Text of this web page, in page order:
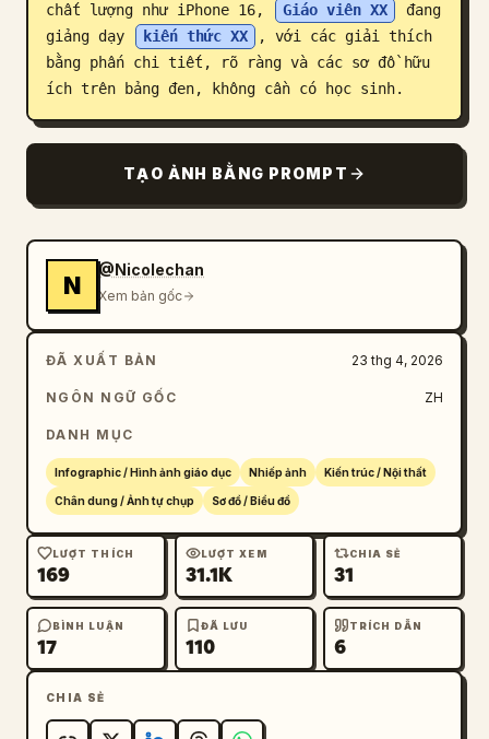
Blog
Cập nhật
chất lượng như iPhone 16,
Giáo viên XX
đang
giảng dạy
kiến thức XX
, với các giải thích
bằng phấn chi tiết, rõ ràng và các sơ đồ hữu
ích trên bảng đen, không cần có học sinh.
TẠO ẢNH BẰNG PROMPT
N
@Nicolechan
Xem bản gốc
ĐÃ XUẤT BẢN 23 thg 4, 2026
NGÔN NGỮ GỐC ZH
DANH MỤC
Infographic / Hình ảnh giáo dục Nhiếp ảnh Kiến trúc / Nội thất
Chân dung / Ảnh tự chụp Sơ đồ / Biểu đồ
LƯỢT THÍCH
169
LƯỢT XEM
31.1K
CHIA SẺ
31
BÌNH LUẬN
17
ĐÃ LƯU
110
TRÍCH DẪN
6
CHIA SẺ